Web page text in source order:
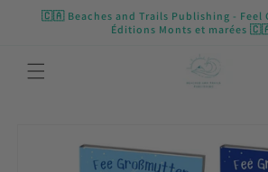
Skip to
🇨🇦 Beaches and Trails Publishing - Feel
Éditions Monts et marées